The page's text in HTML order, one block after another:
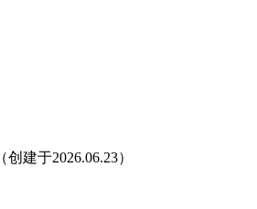
（创建于2026.06.23）